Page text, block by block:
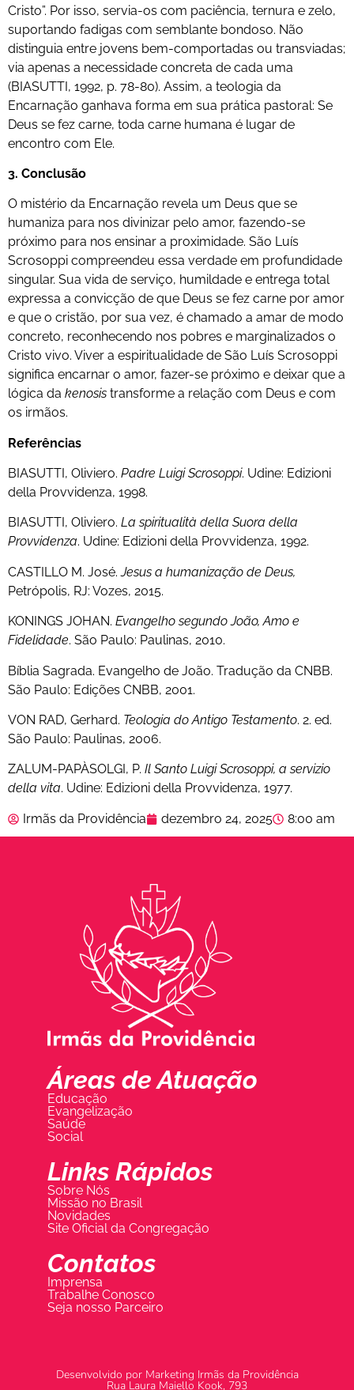
Cristo”. Por isso, servia-os com paciência, ternura e zelo,
suportando fadigas com semblante bondoso. Não
distinguia entre jovens bem-comportadas ou transviadas;
via apenas a necessidade concreta de cada uma
(BIASUTTI, 1992, p. 78-80). Assim, a teologia da
Encarnação ganhava forma em sua prática pastoral: Se
Deus se fez carne, toda carne humana é lugar de
encontro com Ele.
3. Conclusão
O mistério da Encarnação revela um Deus que se
humaniza para nos divinizar pelo amor, fazendo-se
próximo para nos ensinar a proximidade. São Luís
Scrosoppi compreendeu essa verdade em profundidade
singular. Sua vida de serviço, humildade e entrega total
expressa a convicção de que Deus se fez carne por amor
e que o cristão, por sua vez, é chamado a amar de modo
concreto, reconhecendo nos pobres e marginalizados o
Cristo vivo. Viver a espiritualidade de São Luís Scrosoppi
significa encarnar o amor, fazer-se próximo e deixar que a
lógica da kenosis transforme a relação com Deus e com
os irmãos.
Referências
BIASUTTI, Oliviero. Padre Luigi Scrosoppi. Udine: Edizioni
della Provvidenza, 1998.
BIASUTTI, Oliviero. La spiritualità della Suora della
Provvidenza. Udine: Edizioni della Provvidenza, 1992.
CASTILLO M. José.Jesus a humanização de Deus,
Petrópolis, RJ: Vozes, 2015.
KONINGS JOHAN. Evangelho segundo João, Amo e
Fidelidade. São Paulo: Paulinas, 2010.
Bíblia Sagrada. Evangelho de João. Tradução da CNBB.
São Paulo: Edições CNBB, 2001.
VON RAD, Gerhard. Teologia do Antigo Testamento. 2. ed.
São Paulo: Paulinas, 2006.
ZALUM-PAPÀSOLGI, P. Il Santo Luigi Scrosoppi, a servizio
della vita. Udine: Edizioni della Provvidenza, 1977.
Irmãs da Providência dezembro 24, 2025 8:00 am
Áreas de Atuação
Educação
Evangelização
Saúde
Social
Links Rápidos
Sobre Nós
Missão no Brasil
Novidades
Site Oficial da Congregação
Contatos
Imprensa
Trabalhe Conosco
Seja nosso Parceiro
Desenvolvido por Marketing Irmãs da Providência
Rua Laura Maiello Kook, 793